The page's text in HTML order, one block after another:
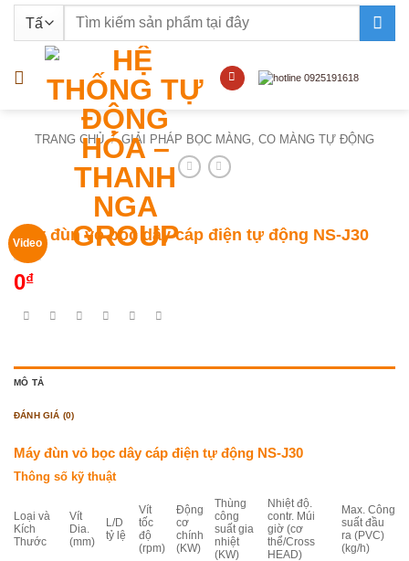
nội
Tìm
TRANG CHỦ / GIẢI PHÁP BỌC MÀNG, CO MÀNG TỰ ĐỘNG
Video
Máy đùn vỏ bọc dây cáp điện tự động NS-J30
0₫
MÔ TẢ
ĐÁNH GIÁ (0)
Máy đùn vỏ bọc dây cáp điện tự động NS-J30
Thông số kỹ thuật
Loại và
Kích
Thước
Vít
Dia.
(mm)
L/D
tỷ lệ
Vít
tốc
độ
(rpm)
Động
cơ
chính
(KW)
Thùng
công
suất gia
nhiệt
(KW)
Nhiệt độ.
contr. Múi
giờ (cơ
thể/Cross
HEAD)
Max. Công
suất đầu
ra (PVC)
(kg/h)